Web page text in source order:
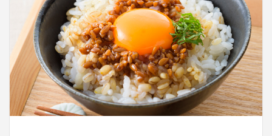
ワイヤーフレーム
レシピ本
ライフ
ヨーグルト
ヨシモトブック
ユーキャン
ミールキット
ポーリッシュポタリー
ポーランド
和牛
敬老の日
プレゼント選び
父の日 金額
資格
豚かたまり肉
筋トレ飯 筋トレ
神乳